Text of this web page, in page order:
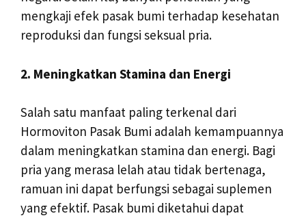
mengkaji efek pasak bumi terhadap kesehatan
reproduksi dan fungsi seksual pria.
2. Meningkatkan Stamina dan Energi
Salah satu manfaat paling terkenal dari
Hormoviton Pasak Bumi adalah kemampuannya
dalam meningkatkan stamina dan energi. Bagi
pria yang merasa lelah atau tidak bertenaga,
ramuan ini dapat berfungsi sebagai suplemen
yang efektif. Pasak bumi diketahui dapat